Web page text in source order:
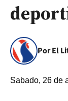
Por El
Sabado, 26 de